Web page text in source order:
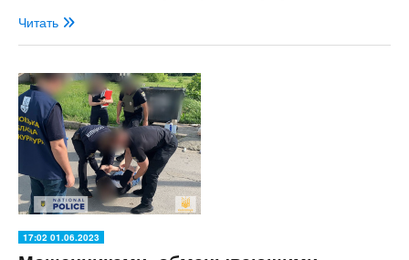
Читать
17:02 01.06.2023